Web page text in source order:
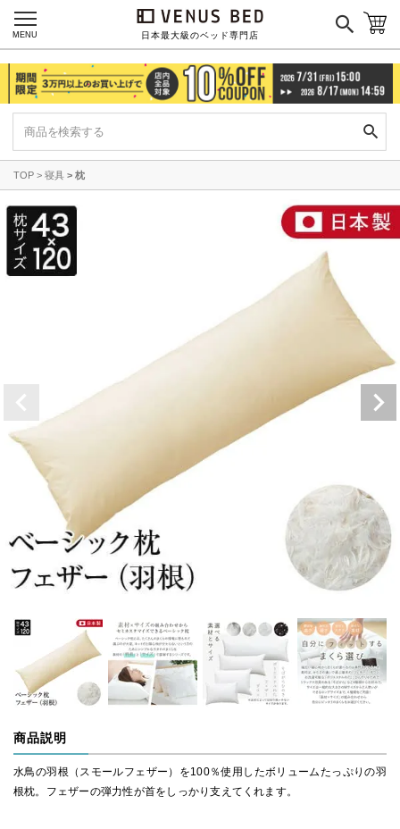
日本最大級のベッド専門店
MENU
TOP 寝具 枕
商品説明
水鳥の羽根（スモールフェザー）を100％使用したボリュームたっぷりの羽
根枕。フェザーの弾力性が首をしっかり支えてくれます。